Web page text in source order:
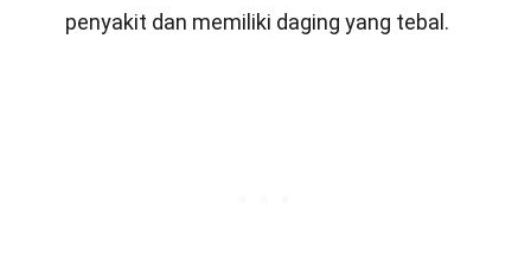
penyakit dan memiliki daging yang tebal.